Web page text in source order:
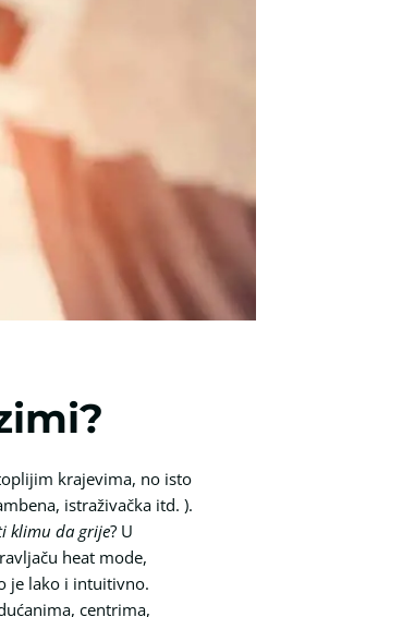
krajevima, no isto
istraživačka itd. ).
klimu da grije? U
heat mode,
je lako i intuitivno.
centrima,